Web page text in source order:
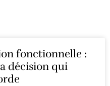
fonctionnelle :
décision qui